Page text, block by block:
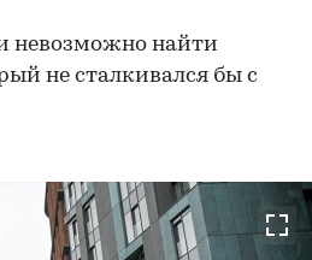
невозможно найти
не сталкивался бы с